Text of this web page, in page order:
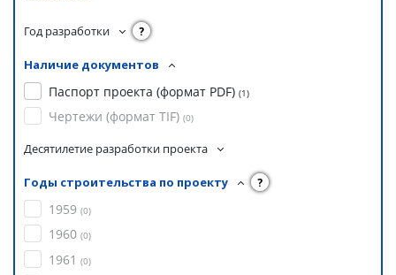
Год разработки ?
Наличие документов
Паспорт проекта (формат PDF) (1)
Чертежи (формат TIF) (0)
Десятилетие разработки проекта
Годы строительства по проекту ?
1959 (0)
1960 (0)
1961 (0)